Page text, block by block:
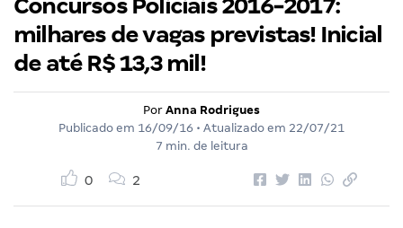
Concursos Policiais 2016-2017:
milhares de vagas previstas! Inicial
de até R$ 13,3 mil!
Por Anna Rodrigues
Publicado em 16/09/16 • Atualizado em 22/07/21
7 min. de leitura
0 2